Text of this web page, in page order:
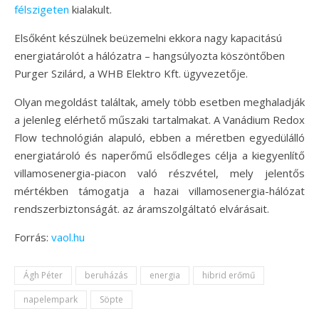
félszigeten kialakult.
Elsőként készülnek beüzemelni ekkora nagy kapacitású
energiatárolót a hálózatra – hangsúlyozta köszöntőben
Purger Szilárd, a WHB Elektro Kft. ügyvezetője.
Olyan megoldást találtak, amely több esetben meghaladják
a jelenleg elérhető műszaki tartalmakat. A Vanádium Redox
Flow technológián alapuló, ebben a méretben egyedülálló
energiatároló és naperőmű elsődleges célja a kiegyenlítő
villamosenergia-piacon való részvétel, mely jelentős
mértékben támogatja a hazai villamosenergia-hálózat
rendszerbiztonságát. az áramszolgáltató elvárásait.
Forrás: vaol.hu
Ágh Péter beruházás energia
hibrid erőmű
napelempark
Söpte